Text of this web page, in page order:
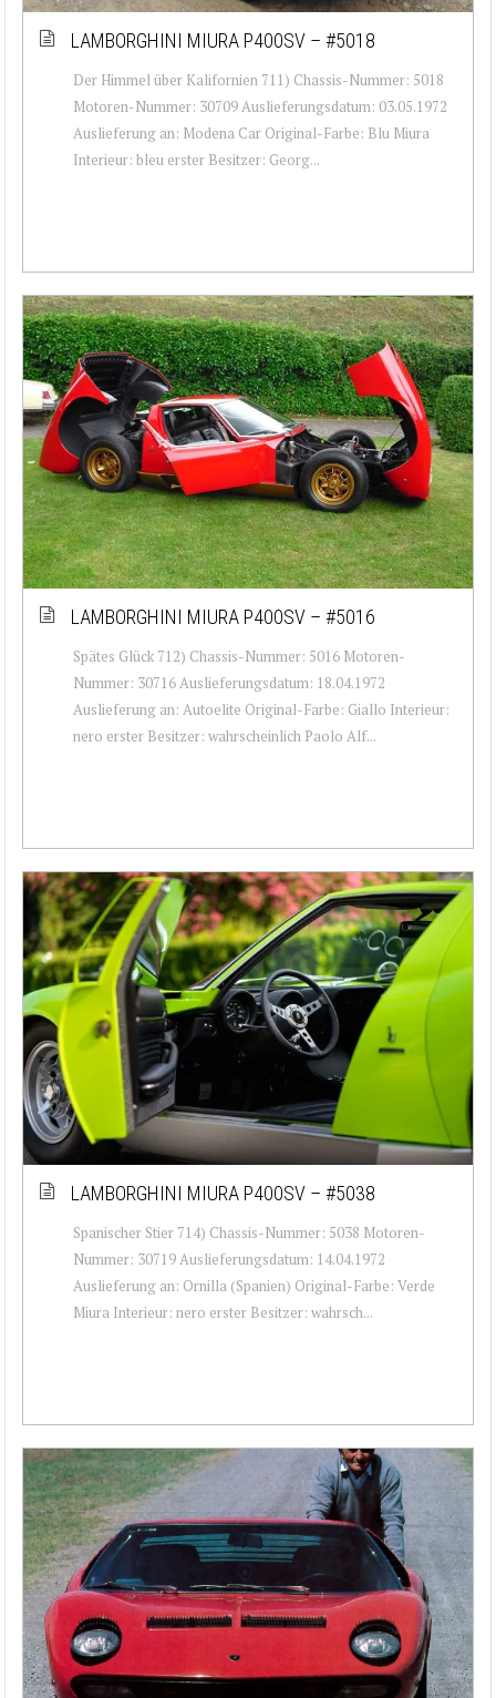
LAMBORGHINI MIURA P400SV – #5018
Der Himmel über Kalifornien 711) Chassis-Nummer: 5018
Motoren-Nummer: 30709 Auslieferungsdatum: 03.05.1972
Auslieferung an: Modena Car Original-Farbe: Blu Miura
Interieur: bleu erster Besitzer: Georg...
LAMBORGHINI MIURA P400SV – #5016
Spätes Glück 712) Chassis-Nummer: 5016 Motoren-
Nummer: 30716 Auslieferungsdatum: 18.04.1972
Auslieferung an: Autoelite Original-Farbe: Giallo Interieur:
nero erster Besitzer: wahrscheinlich Paolo Alf...
LAMBORGHINI MIURA P400SV – #5038
Spanischer Stier 714) Chassis-Nummer: 5038 Motoren-
Nummer: 30719 Auslieferungsdatum: 14.04.1972
Auslieferung an: Ornilla (Spanien) Original-Farbe: Verde
Miura Interieur: nero erster Besitzer: wahrsch...